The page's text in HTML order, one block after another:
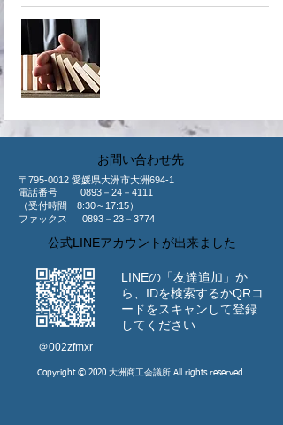
​お問い合わせ先
〒795-0012 愛媛県大洲市大洲694-1
​電話番号 0893－24－4111
（受付時間 8:30～17:15）
ファックス 0893－23－3774
公式LINEアカウントが出来ました
​＠002zfmxr
LINEの「友達追加」か
ら、IDを検索するか​QRコ
ードをスキャンして登録
してください
Copyright © 2020 大洲商工会議所.All rights reserved.